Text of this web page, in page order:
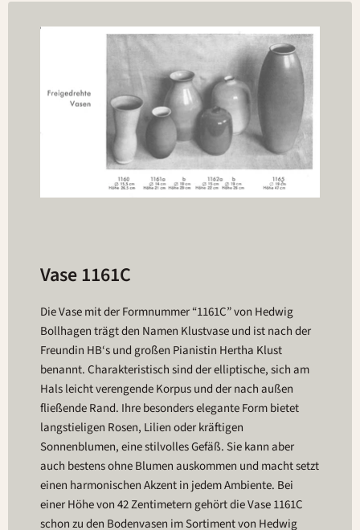
Vase 1161C
Die Vase mit der Formnummer “1161C” von Hedwig
Bollhagen trägt den Namen Klustvase und ist nach der
Freundin HB‘s und großen Pianistin Hertha Klust
benannt. Charakteristisch sind der elliptische, sich am
Hals leicht verengende Korpus und der nach außen
fließende Rand. Ihre besonders elegante Form bietet
langstieligen Rosen, Lilien oder kräftigen
Sonnenblumen, eine stilvolles Gefäß. Sie kann aber
auch bestens ohne Blumen auskommen und macht setzt
einen harmonischen Akzent in jedem Ambiente. Bei
einer Höhe von 42 Zentimetern gehört die Vase 1161C
schon zu den Bodenvasen im Sortiment von Hedwig